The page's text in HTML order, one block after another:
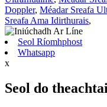
Doppler, Méadar Sreafa
Sreafa Ama Idirthurais,
Seol Ríomhphost
Whatsapp
x
Seol do